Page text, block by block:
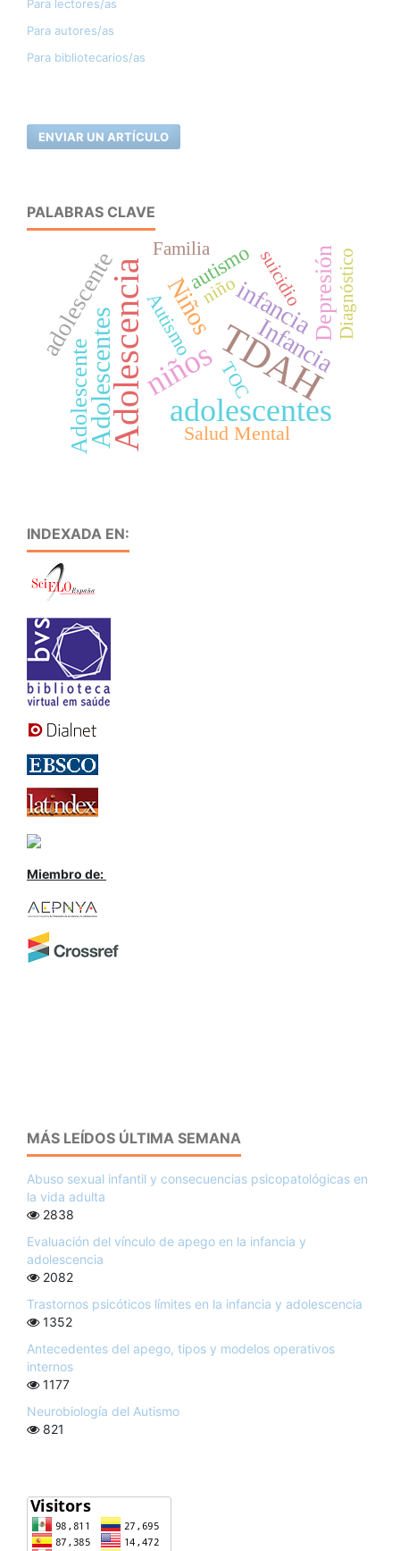
Para lectores/as
Para autores/as
Para bibliotecarios/as
ENVIAR UN ARTÍCULO
PALABRAS CLAVE
TDAH
Adolescencianiños
adolescentes
Adolescentes Infancia
Niños infancia
adolescente
Adolescente
Depresión
autismo
Autismo
Salud Mental
TOC
Familia suicidio Diagnóstico
niño
INDEXADA EN:
Miembro de:
MÁS LEÍDOS ÚLTIMA SEMANA
Abuso sexual infantil y consecuencias psicopatológicas en
la vida adulta
2838
Evaluación del vínculo de apego en la infancia y
adolescencia
2082
Trastornos psicóticos límites en la infancia y adolescencia
1352
Antecedentes del apego, tipos y modelos operativos
internos
1177
Neurobiología del Autismo
821